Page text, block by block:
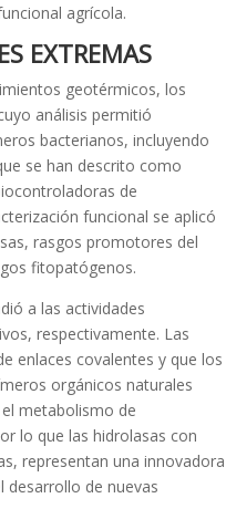
agrícola.
EXTREMAS
geotérmicos, los
análisis permitió
bacterianos, incluyendo
se han descrito como
de
funcional se aplicó
rasgos promotores del
fitopatógenos.
a las actividades
respectivamente. Las
enlaces covalentes y que los
orgánicos naturales
metabolismo de
lo que las hidrolasas con
representan una innovadora
desarrollo de nuevas